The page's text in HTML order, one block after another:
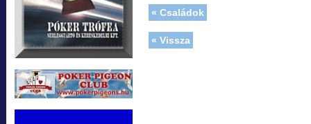
« Családok
« Vissza